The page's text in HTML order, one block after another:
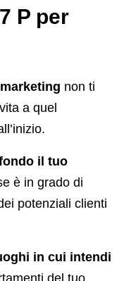
P per
non ti
a quel
il tuo
è in grado di
potenziali clienti
in cui intendi
del tuo